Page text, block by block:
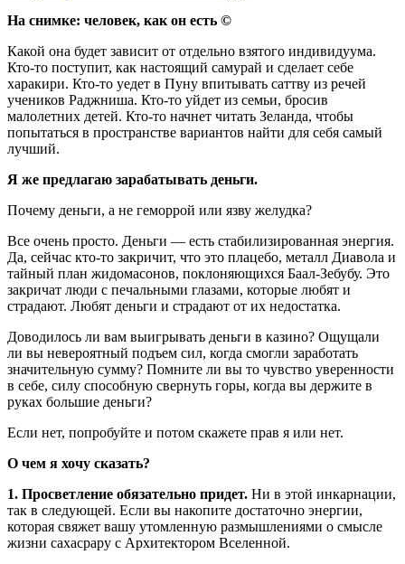
На снимке: человек, как он есть ©
Какой она будет зависит от отдельно взятого индивидуума.
Кто-то поступит, как настоящий самурай и сделает себе
харакири. Кто-то уедет в Пуну впитывать саттву из речей
учеников Раджниша. Кто-то уйдет из семьи, бросив
малолетних детей. Кто-то начнет читать Зеланда, чтобы
попытаться в пространстве вариантов найти для себя самый
лучший.
Я же предлагаю зарабатывать деньги.
Почему деньги, а не геморрой или язву желудка?
Все очень просто. Деньги — есть стабилизированная энергия.
Да, сейчас кто-то закричит, что это плацебо, металл Диавола и
тайный план жидомасонов, поклоняющихся Баал-Зебубу. Это
закричат люди с печальными глазами, которые любят и
страдают. Любят деньги и страдают от их недостатка.
Доводилось ли вам выигрывать деньги в казино? Ощущали
ли вы невероятный подъем сил, когда смогли заработать
значительную сумму? Помните ли вы то чувство уверенности
в себе, силу способную свернуть горы, когда вы держите в
руках большие деньги?
Если нет, попробуйте и потом скажете прав я или нет.
О чем я хочу сказать?
1. Просветление обязательно придет. Ни в этой инкарнации,
так в следующей. Если вы накопите достаточно энергии,
которая свяжет вашу утомленную размышлениями о смысле
жизни сахасрару с Архитектором Вселенной.